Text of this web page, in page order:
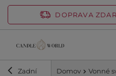
DOPRAVA
Zadní Domov Vonné